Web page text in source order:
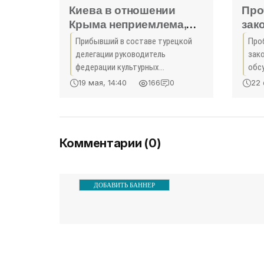
Киева в отношении
Крыма неприемлема,
заявил представитель
Турции - «Политика
Крыма»
Прибывший в составе турецкой
делегации руководитель
федерации культурных
объединений крымских татар
проводят «абсолютно
19 мая, 14:40 166 0 22
Комментарии (0)
ДОБАВИТЬ БАННЕР